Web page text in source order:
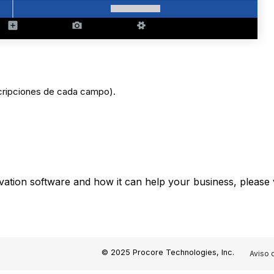
de cada campo).
software and how it can help your business,
© 2025 Procore Technologies, Inc. Aviso